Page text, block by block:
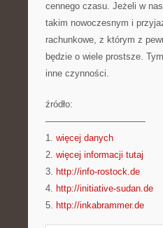
cennego czasu. Jeżeli w
takim nowoczesnym i
rachunkowe, z którym z
będzie o wiele prostsze.
inne czynności.
źródło:
———————————
1. więcej danych
2. więcej informacji tutaj
3. http://info-rostock.de
4. http://initiative-sudan.de
5. http://inkabrammer.de